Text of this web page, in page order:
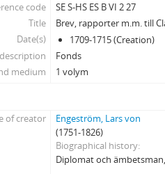
code
SE S-HS ES B VI 2 27
Title
Brev, rapporter m.m. till
Date(s)
1709-1715 (Creation)
Fonds
medium
1 volym
of creator
Engeström, Lars von
(1751-1826)
Biographical history
Diplomat och